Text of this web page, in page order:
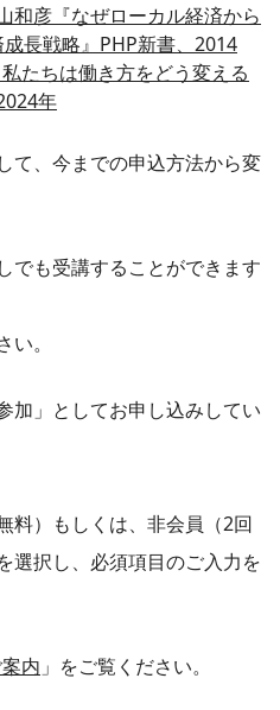
和彦『なぜローカル経済から
長戦略』PHP新書、2014
たちは働き方をどう変える
年
て、今までの申込方法から変
も受講することができます
。
」としてお申し込みしてい
料）もしくは、非会員（2回
選択し、必須項目のご入力を
内 」をご覧ください。